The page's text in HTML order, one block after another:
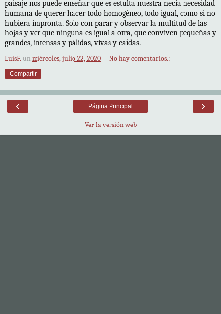
paisaje nos puede enseñar que es estulta nuestra necia necesidad
humana de querer hacer todo homogéneo, todo igual, como si no
hubiera impronta. Solo con parar y observar la multitud de las
hojas y ver que ninguna es igual a otra, que conviven pequeñas y
grandes, intensas y pálidas, vivas y caídas.
LuisF. un miércoles, julio 22, 2020 No hay comentarios.:
Compartir
‹ ›
Página Principal
Ver la versión web